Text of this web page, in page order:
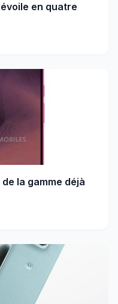
en quatre
la gamme déjà